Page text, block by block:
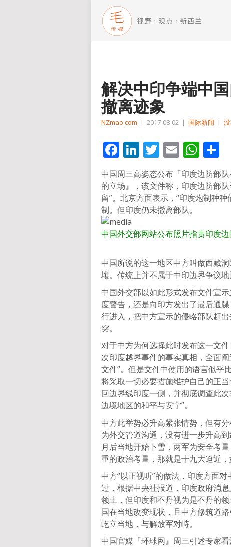
解决中印争端中
撤离迹象
NZmao com | 2017-08-02 | 国际新闻 |
Facebook
LinkedIn
Twitter
Email
中国周三高姿态公布『印度边防部
的立场』，该文件称，印度边防部
留”。北京方面表示，“印度炮制种
制。但印度仍未撤离部队。
中国外交部网站公布照片指责印度
中国所说的这一地区中方叫做西藏
壤。传统上并不属于中印边界争议地
中国外交部以如此形式发布文件宣
度警告，还是向印方发出了最后通
行进入，把中方宣示的侵略部队赶
突。
对于中方为何选择此时发布这一文
次印度越界事件的事实真相，全面
文件”。但是文件中使用的语言似乎
将采取一切必要措施维护自己的正
回边界线印度一侧，并彻底调查此
边境地区的和平与安宁”。
中方此举势必升高紧张情势，但有
为外交管道沟通，没有进一步升高
月后当地开始下雪，两军为安全考
重的政治考量，那就是十九大迫近
中方“以正视听”的做法，印度方面
过，根据中央社报道，印度政府消
领土，但印度和不丹视为是不丹的
国在当地改变现状，且中方修筑道
屹立当地，与解放军对峙。
中国官媒『环球网』周三引述专家